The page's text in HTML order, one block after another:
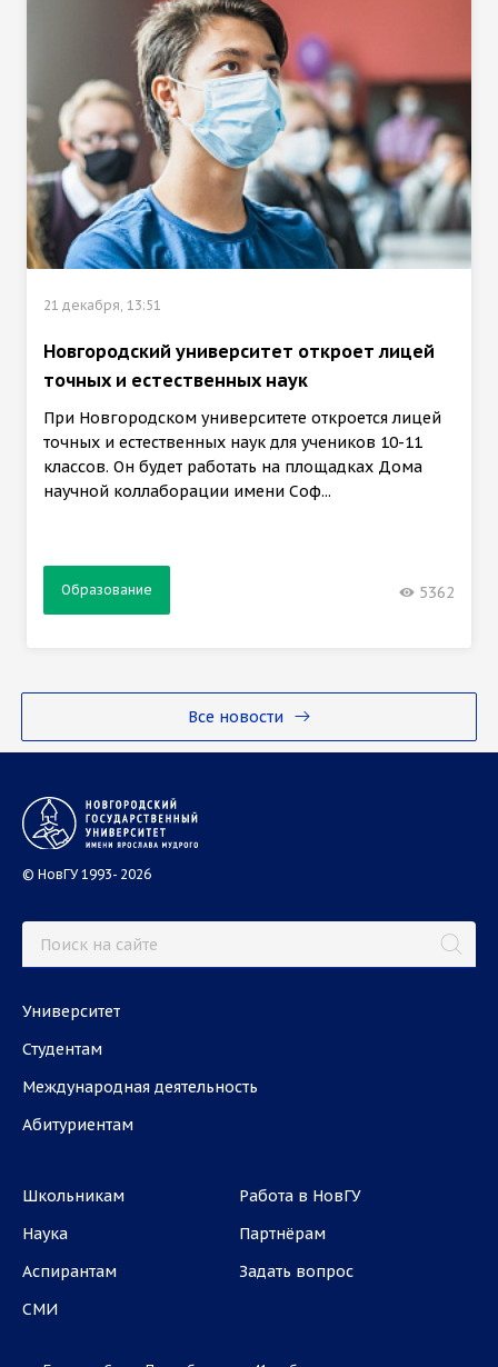
Все новости
21 декабря, 13:51
Новгородский университет откроет лицей
точных и естественных наук
При Новгородском университете откроется лицей
точных и естественных наук для учеников 10-11
классов. Он будет работать на площадках Дома
научной коллаборации имени Соф...
Образование 5362
© НовГУ 1993- 2026
Университет
Студентам
Международная деятельность
Абитуриентам
Школьникам
Наука
Аспирантам
СМИ
Работа в НовГУ
Партнёрам
Задать вопрос